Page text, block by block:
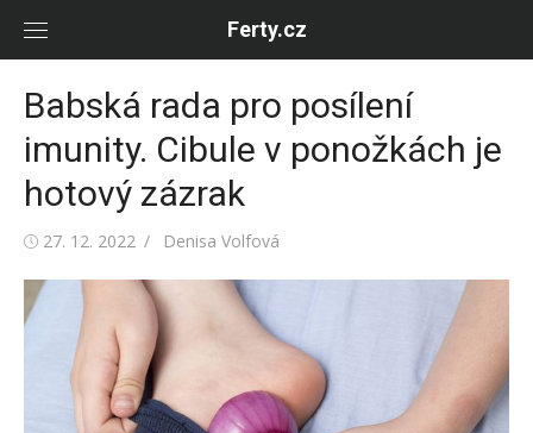
Ferty.cz
Babská rada pro posílení
imunity. Cibule v ponožkách je
hotový zázrak
Posted
27. 12. 2022 Author
Denisa Volfová